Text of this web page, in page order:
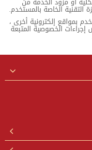
التقنية الخاصة بالمستخدم.
بمواقع إلكترونية أخرى ،
الخصوصية المتبعة